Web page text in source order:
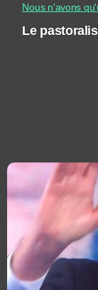
Nous n'avons
Le